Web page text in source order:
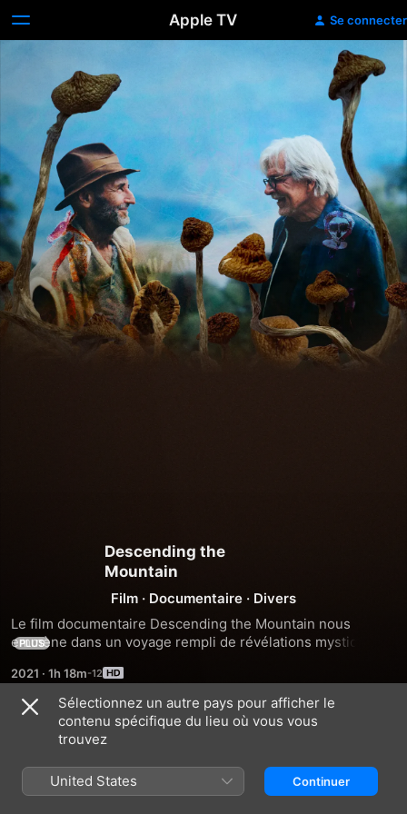
Apple TV Se connecter
Descending the
Mountain
Film · Documentaire · Divers
Le film documentaire Descending the Mountain nous
emmène dans un voyage rempli de révélations mystiques
psilocybine. Afin de comprendre comment les
psychédéliques révèlent la nature de la conscience, le
psychiatre Franz et le maître Zen Vanja emmènent des
méditants expérimentés - qui n'ont jamais pris de
novatrice.
PLUS
2021 · 1h 18m
Bandes-annonces
Sélectionnez un autre pays pour afficher le
contenu spécifique du lieu où vous vous
trouvez
United States Continuer